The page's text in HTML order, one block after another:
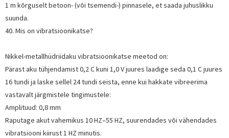
1 m kõrguselt betoon- (või tsemendi-) pinnasele, et saada juhuslikku
suunda.
40. Mis on vibratsioonikatse?
Nikkel-metallhüdriidaku vibratsioonikatse meetod on:
Pärast aku tühjendamist 0,2 C kuni 1,0 V juures laadige seda 0,1 C juures
16 tundi ja laske sellel 24 tundi seista, enne kui hakkate vibreerima
vastavalt järgmistele tingimustele:
Amplituud: 0,8 mm
Raputage akut vahemikus 10 HZ–55 HZ, suurendades või vähendades
vibratsiooni kiirust 1 HZ minutis.